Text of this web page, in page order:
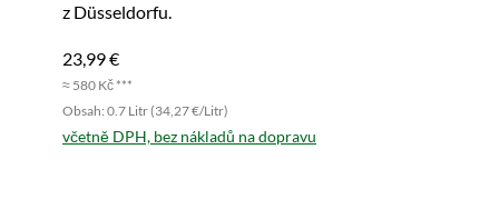
z Düsseldorfu.
23,99 €
≈ 580 Kč ***
Obsah: 0.7 Litr (34,27 €/Litr)
včetně DPH, bez nákladů na dopravu